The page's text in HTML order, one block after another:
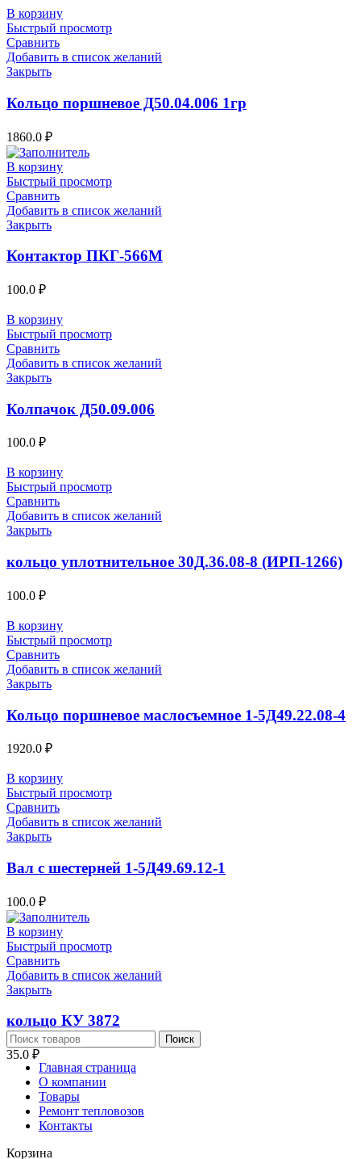
В корзину
Быстрый просмотр
Сравнить
Добавить в список желаний
Закрыть
Кольцо поршневое Д50.04.006 1гр
1860.0 ₽
В корзину
Быстрый просмотр
Сравнить
Добавить в список желаний
Закрыть
Контактор ПКГ-566М
100.0 ₽
В корзину
Быстрый просмотр
Сравнить
Добавить в список желаний
Закрыть
Колпачок Д50.09.006
100.0 ₽
В корзину
Быстрый просмотр
Сравнить
Добавить в список желаний
Закрыть
кольцо уплотнительное 30Д.36.08-8 (ИРП-1266)
100.0 ₽
В корзину
Быстрый просмотр
Сравнить
Добавить в список желаний
Закрыть
Кольцо поршневое маслосъемное 1-5Д49.22.08-4
1920.0 ₽
В корзину
Быстрый просмотр
Сравнить
Добавить в список желаний
Закрыть
Вал с шестерней 1-5Д49.69.12-1
100.0 ₽
В корзину
Быстрый просмотр
Сравнить
Добавить в список желаний
Закрыть
кольцо КУ 3872
35.0 ₽
Поиск
Главная страница
О компании
Товары
Ремонт тепловозов
Контакты
Корзина